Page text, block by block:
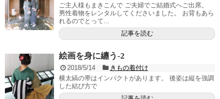
ご主人様もまきこんで ご夫婦でご結婚式へご出席。
男性着物をレンタルしてくださいました。 お背もあら
れるのでとって...
記事を読む
絵画を身に纏う-2
2018/5/14
きもの着付け
横太縞の帯はインパクトがあります。 後姿は縦を強調
した結び方で